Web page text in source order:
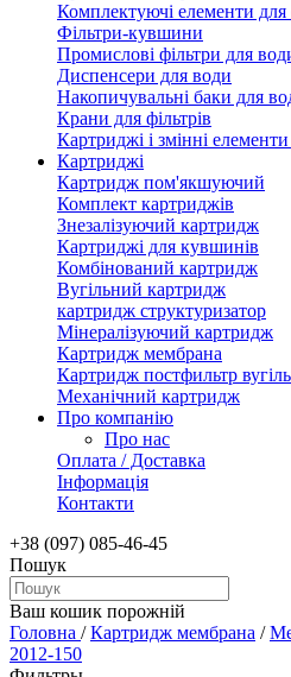
Комплектуючі елементи для
Фільтри-кувшини
Промислові фільтри для
Диспенсери для води
Накопичувальні баки для
Крани для фільтрів
Картриджі і змінні елементи
Картриджі
Картридж пом'якшуючий
Комплект картриджів
Знезалізуючий картридж
Картриджі для кувшинів
Комбінований картридж
Вугільний картридж
картридж структуризатор
Мінералізуючий картридж
Картридж мембрана
Картридж постфильтр
Механічний картридж
Про компанію
Про нас
Оплата / Доставка
Інформація
Контакти
+38 (097) 085-46-45
Пошук
Ваш кошик порожній
Головна /Картридж мембрана /
2012-150